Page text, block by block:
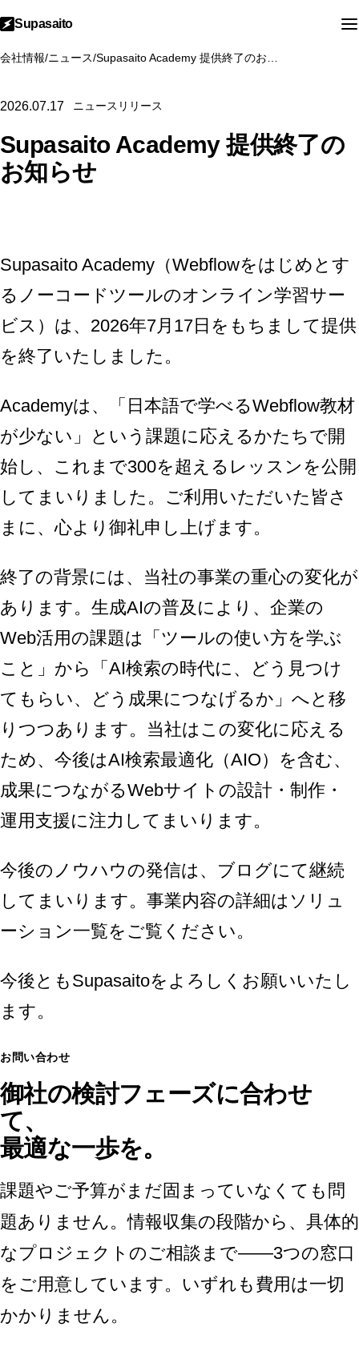
Supasaito
会社情報/ニュース/
2026.07.17 ニュースリリース
Supasaito Academy 提供終了の
お知らせ
Supasaito Academy（Webflowをはじめとす
るノーコードツールのオンライン学習サー
ビス）は、2026年7月17日をもちまして提供
を終了いたしました。
Academyは、「日本語で学べるWebflow教材
が少ない」という課題に応えるかたちで開
始し、これまで300を超えるレッスンを公開
してまいりました。ご利用いただいた皆さ
まに、心より御礼申し上げます。
終了の背景には、当社の事業の重心の変化が
あります。生成AIの普及により、企業の
Web活用の課題は「ツールの使い方を学ぶ
こと」から「AI検索の時代に、どう見つけ
てもらい、どう成果につなげるか」へと移
りつつあります。当社はこの変化に応える
ため、今後はAI検索最適化（AIO）を含む、
成果につながるWebサイトの設計・制作・
運用支援に注力してまいります。
今後のノウハウの発信は、 ブログにて継続
してまいります。事業内容の詳細は ソリュ
ーション一覧をご覧ください。
今後ともSupasaitoをよろしくお願いいたし
ます。
お問い合わせ
御社の検討フェーズに合わせ
て、
最適な一歩を。
課題やご予算がまだ固まっていなくても問
題ありません。情報収集の段階から、具体的
なプロジェクトのご相談まで——3つの窓口
をご用意しています。いずれも費用は一切
かかりません。